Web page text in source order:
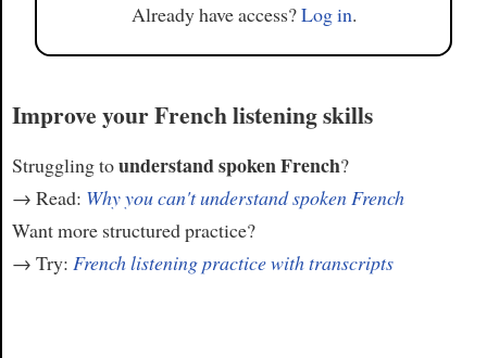
Already have access?Log in.
Improve your French listening skills
Struggling tounderstand spoken French?
→ Read: Why you can't understand spoken French
Want more structured practice?
→ Try: French listening practice with transcripts